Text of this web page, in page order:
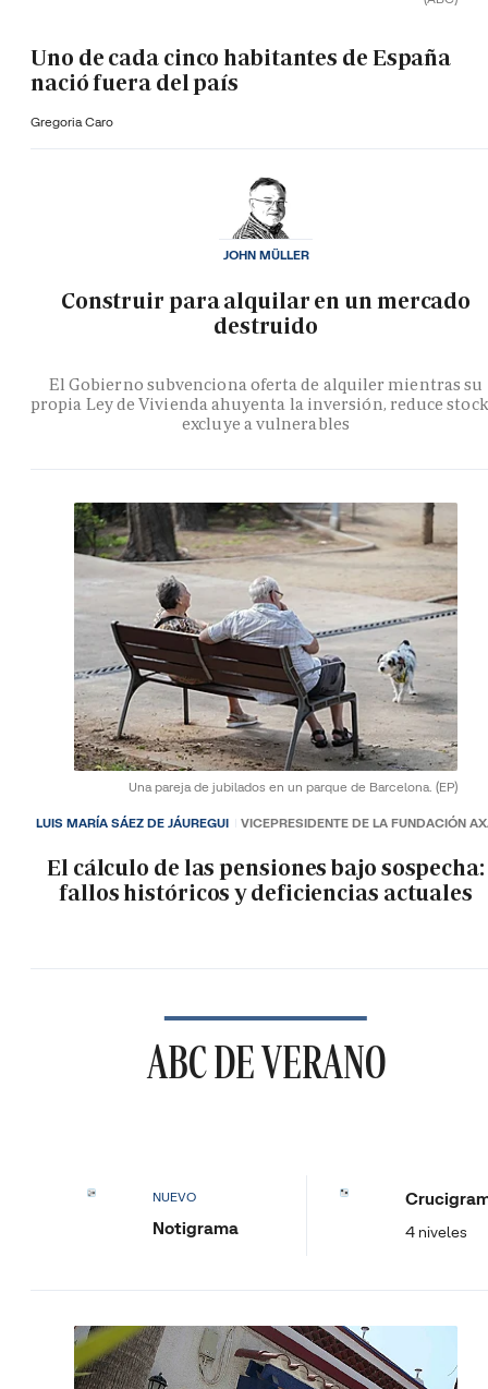
Uno de cada cinco habitantes de España
nació fuera del país
Gregoria Caro
Construir para alquilar en un mercado
destruido
El Gobierno subvenciona oferta de alquiler mientras su
propia Ley de Vivienda ahuyenta la inversión, reduce
excluye a vulnerables
JOHN MÜLLER
Una pareja de jubilados en un parque de Barcelona. (EP)
El cálculo de las pensiones bajo sospecha:
fallos históricos y deficiencias actuales
LUIS MARÍA SÁEZ DE JÁUREGUI VICEPRESIDENTE DE LA FUNDACIÓN
ABC DE VERANO
NUEVO
Notigrama 4 niveles